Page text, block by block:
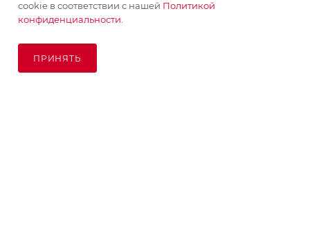
ПОДПИСАТЬСЯ НА РАССЫЛКУ
cookie в соответствии с нашей Политикой
конфиденциальности.
ПРИНЯТЬ